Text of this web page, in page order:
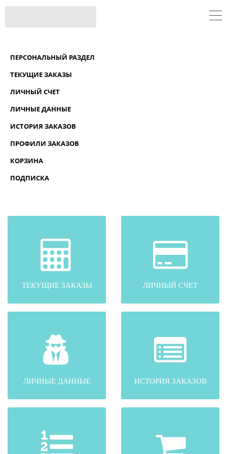
ПЕРСОНАЛЬНЫЙ РАЗДЕЛ
ТЕКУЩИЕ ЗАКАЗЫ
ЛИЧНЫЙ СЧЕТ
ЛИЧНЫЕ ДАННЫЕ
ИСТОРИЯ ЗАКАЗОВ
ПРОФИЛИ ЗАКАЗОВ
КОРЗИНА
ПОДПИСКА
ТЕКУЩИЕ ЗАКАЗЫ ЛИЧНЫЙ СЧЕТ
ЛИЧНЫЕ ДАННЫЕ ИСТОРИЯ ЗАКАЗОВ